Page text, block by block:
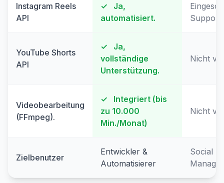
Instagram Reels
API
✓
Ja,
automatisiert.
Support
YouTube Shorts
API
✓
Ja,
vollständige
Unterstützung.
Nicht
Videobearbeitung
(FFmpeg).
✓
Integriert (bis
zu 10.000
Min./Monat)
Nicht
Zielbenutzer
Entwickler &
Automatisierer
Social
Manager